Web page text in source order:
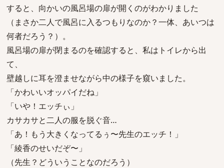
すると、向かいの風呂場の扉が開くのがわかりました
（まさか二人で風呂に入るつもりなのか？一体、あいつは
何者だろう？）。
風呂場の扉が閉まるのを確認すると、私はトイレから出
て、
壁越しに耳を澄ませながら中の様子を窺いました。
「かわいいオッパイだね」
「いや！エッチぃ」
カサカサと二人の服を脱ぐ音…
「あ！もう大きくなってるぅ〜先生のエッチ！」
「綾香のせいだぞ〜」
（先生？どういうことなのだろう）